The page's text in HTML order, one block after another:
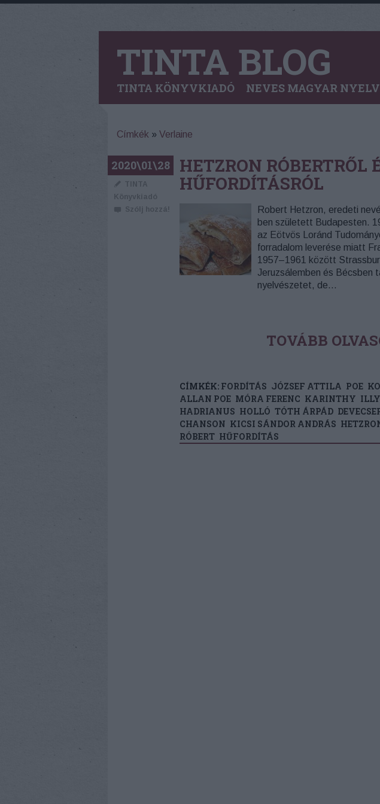
TINTA BLOG
TINTA KÖNYVKIADÓ NEVES MAGYAR
Címkék » Verlaine
2020\01\28
TINTA
Könyvkiadó
Szólj hozzá!
HETZRON RÓBERTRŐL
HŰFORDÍTÁSRÓL
Robert Hetzron, eredeti
ben született Budapesten.
az Eötvös Loránd
forradalom leverése miatt
1957–1961 között
Jeruzsálemben és Bécsben
nyelvészetet, de…
TOVÁBB
CÍMKÉK: FORDÍTÁS JÓZSEF ATTILA POE
ALLAN POE MÓRA FERENC KARINTHY
HADRIANUS HOLLÓ TÓTH ÁRPÁD
CHANSON KICSI SÁNDOR ANDRÁS
RÓBERT HŰFORDÍTÁS